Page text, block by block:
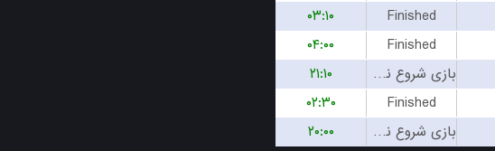
Finished
۰۳:۱۰
Finished
۰۴:۰۰
بازی شروع نشده است
۲۱:۱۰
Finished
۰۲:۳۰
بازی شروع نشده است
۲۰:۰۰